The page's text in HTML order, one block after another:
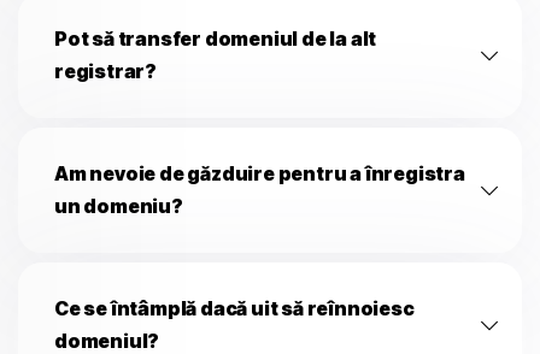
Pot să transfer domeniul de la alt
registrar?
Am nevoie de găzduire pentru a înregistra
un domeniu?
Ce se întâmplă dacă uit să reînnoiesc
domeniul?